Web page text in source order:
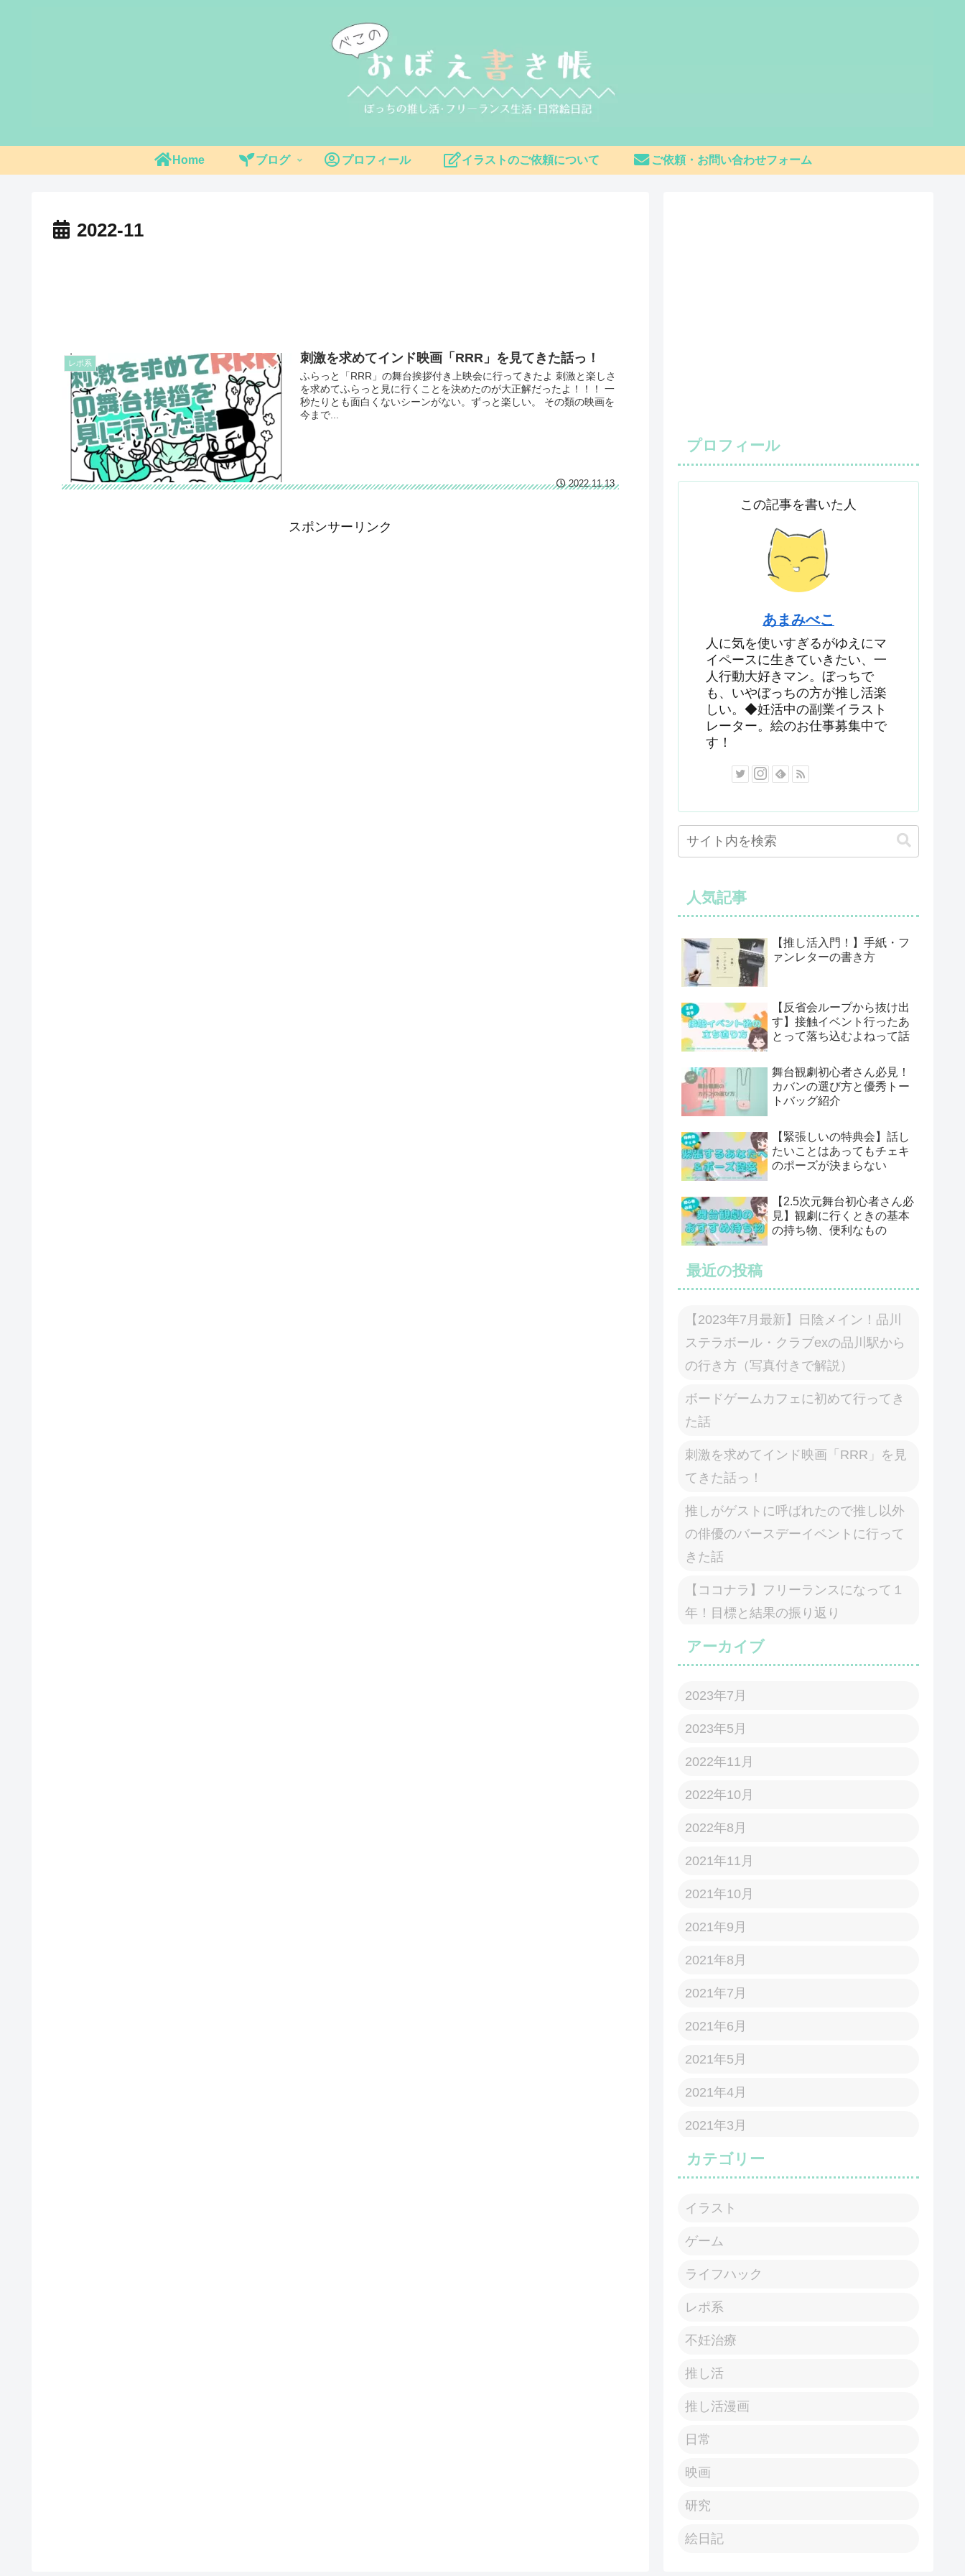
Home ブログ プロフィール イラストのご依頼について ご依頼・お問い合わせフォーム
2022-11
レポ系 刺激を求めてインド映画「RRR」を見てきた話っ！
ふらっと「RRR」の舞台挨拶付き上映会に行ってきたよ 刺激と楽しさ
を求めてふらっと見に行くことを決めたのが大正解だったよ！！！ 一
秒たりとも面白くないシーンがない。ずっと楽しい。 その類の映画を
今まで...
2022.11.13
スポンサーリンク
プロフィール
この記事を書いた人
あまみべこ
人に気を使いすぎるがゆえにマ
イペースに生きていきたい、一
人行動大好きマン。ぼっちで
も、いやぼっちの方が推し活楽
しい。◆妊活中の副業イラスト
レーター。絵のお仕事募集中で
す！
人気記事
【推し活入門！】手紙・フ
ァンレターの書き方
【反省会ループから抜け出
す】接触イベント行ったあ
とって落ち込むよねって話
舞台観劇初心者さん必見！
カバンの選び方と優秀トー
トバッグ紹介
【緊張しいの特典会】話し
たいことはあってもチェキ
のポーズが決まらない
【2.5次元舞台初心者さん必
見】観劇に行くときの基本
の持ち物、便利なもの
最近の投稿
【2023年7月最新】日陰メイン！品川
ステラボール・クラブexの品川駅から
の行き方（写真付きで解説）
ボードゲームカフェに初めて行ってき
た話
刺激を求めてインド映画「RRR」を見
てきた話っ！
推しがゲストに呼ばれたので推し以外
の俳優のバースデーイベントに行って
きた話
【ココナラ】フリーランスになって１
年！目標と結果の振り返り
アーカイブ
2023年7月
2023年5月
2022年11月
2022年10月
2022年8月
2021年11月
2021年10月
2021年9月
2021年8月
2021年7月
2021年6月
2021年5月
2021年4月
2021年3月
カテゴリー
イラスト
ゲーム
ライフハック
レポ系
不妊治療
推し活
推し活漫画
日常
映画
研究
絵日記